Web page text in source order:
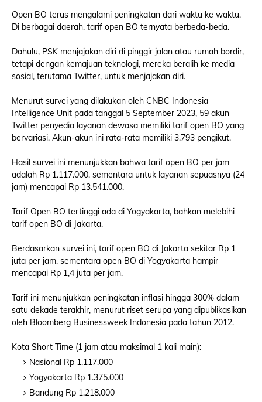
Open BO terus mengalami peningkatan dari waktu ke waktu.
Di berbagai daerah, tarif open BO ternyata berbeda-beda.
Dahulu, PSK menjajakan diri di pinggir jalan atau rumah bordir,
tetapi dengan kemajuan teknologi, mereka beralih ke media
sosial, terutama Twitter, untuk menjajakan diri.
Menurut survei yang dilakukan oleh CNBC Indonesia
Intelligence Unit pada tanggal 5 September 2023, 59 akun
Twitter penyedia layanan dewasa memiliki tarif open BO yang
bervariasi. Akun-akun ini rata-rata memiliki 3.793 pengikut.
Hasil survei ini menunjukkan bahwa tarif open BO per jam
adalah Rp 1.117.000, sementara untuk layanan sepuasnya (24
jam) mencapai Rp 13.541.000.
Tarif Open BO tertinggi ada di Yogyakarta, bahkan melebihi
tarif open BO di Jakarta.
Berdasarkan survei ini, tarif open BO di Jakarta sekitar Rp 1
juta per jam, sementara open BO di Yogyakarta hampir
mencapai Rp 1,4 juta per jam.
Tarif ini menunjukkan peningkatan inflasi hingga 300% dalam
satu dekade terakhir, menurut riset serupa yang dipublikasikan
oleh Bloomberg Businessweek Indonesia pada tahun 2012.
Kota Short Time (1 jam atau maksimal 1 kali main):
Nasional Rp 1.117.000
Yogyakarta Rp 1.375.000
Bandung Rp 1.218.000